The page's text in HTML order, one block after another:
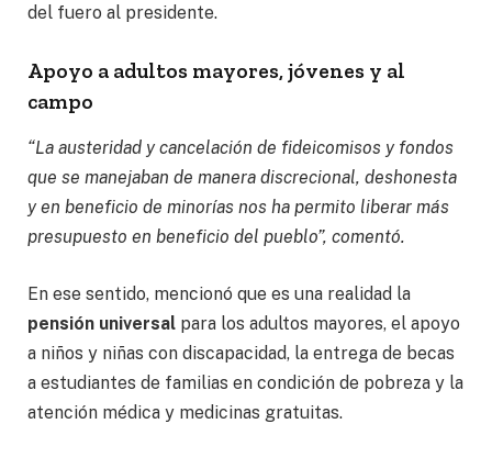
del fuero al presidente.
Apoyo a adultos mayores, jóvenes y al
campo
“La austeridad y cancelación de fideicomisos y fondos
que se manejaban de manera discrecional, deshonesta
y en beneficio de minorías nos ha permito liberar más
presupuesto en beneficio del pueblo”, comentó.
En ese sentido, mencionó que es una realidad la
pensión universal para los adultos mayores, el apoyo
a niños y niñas con discapacidad, la entrega de becas
a estudiantes de familias en condición de pobreza y la
atención médica y medicinas gratuitas.